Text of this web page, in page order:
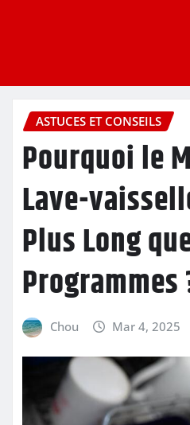
ASTUCES ET CONSEILS
Pourquoi le
Lave-
Plus Long
Programmes
Chou Mar 4, 2025